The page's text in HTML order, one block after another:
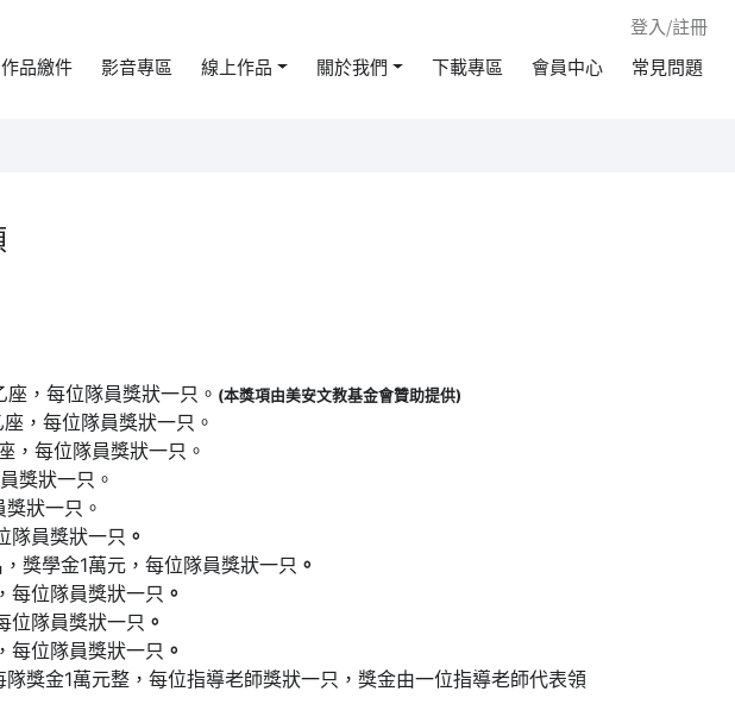
登入/註冊
作品繳件 影音專區 線上作品 關於我們 下載專區 會員中心 常見問題
，每位隊員獎狀一只。 (本獎項由美安文教基金會贊助提供)
，每位隊員獎狀一只。
，每位隊員獎狀一只。
獎狀一只。
狀一只。
隊員獎狀一只 。
獎學金1萬元，每位隊員獎狀一只 。
每位隊員獎狀一只 。
位隊員獎狀一只 。
每位隊員獎狀一只 。
獎金1萬元整，每位指導老師獎狀一只，獎金由一位指導老師代表領